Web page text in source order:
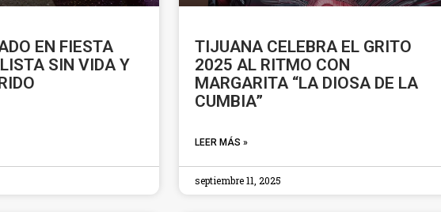
EN FIESTA
SIN VIDA Y
TIJUANA CELEBRA EL GRITO
2025 AL RITMO CON
MARGARITA “LA DIOSA DE LA
CUMBIA”
LEER MÁS »
septiembre 11, 2025